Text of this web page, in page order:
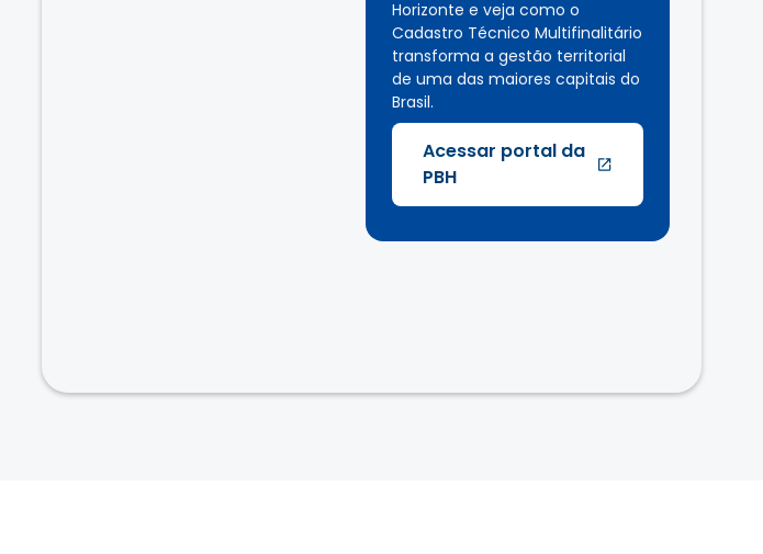
Horizonte e veja como o
Cadastro Técnico Multifinalitário
transforma a gestão territorial
de uma das maiores capitais do
Brasil.
Acessar portal da
PBH